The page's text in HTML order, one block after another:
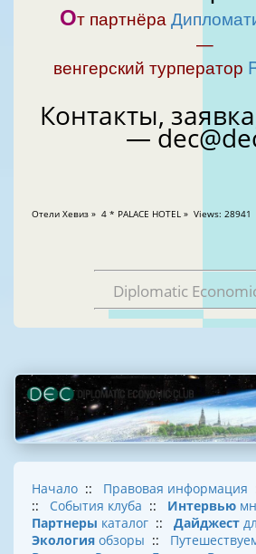
От партнёра
—
венгерский турператор
Контакты,
—
Diplomatic
Начало :: Правовая информация
:: События клуба :: Интервью
Партнеры каталог :: Дайджест
Экология обзоры ::